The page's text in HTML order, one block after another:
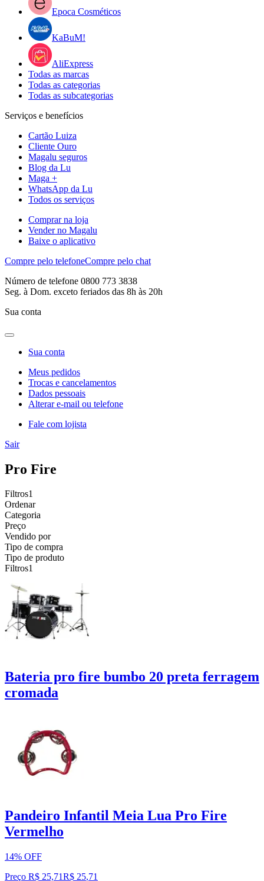
Epoca Cosméticos
KaBuM!
AliExpress
Todas as marcas
Todas as categorias
Todas as subcategorias
Serviços e benefícios
Cartão Luiza
Cliente Ouro
Magalu seguros
Blog da Lu
Maga +
WhatsApp da Lu
Todos os serviços
Comprar na loja
Vender no Magalu
Baixe o aplicativo
Compre pelo telefoneCompre pelo chat
Número de telefone 0800 773 3838
Seg. à Dom. exceto feriados das 8h às 20h
Sua conta
Sua conta
Meus pedidos
Trocas e cancelamentos
Dados pessoais
Alterar e-mail ou telefone
Fale com lojista
Sair
Pro Fire
Filtros1
Ordenar
Categoria
Preço
Vendido por
Tipo de compra
Tipo de produto
Filtros1
Bateria pro fire bumbo 20 preta ferragem
cromada
Pandeiro Infantil Meia Lua Pro Fire
Vermelho
14% OFF
Preço R$ 25,71R$ 25,71